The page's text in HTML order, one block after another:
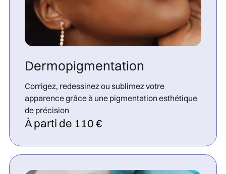
Dermopigmentation
Corrigez, redessinez ou sublimez votre
apparence grâce à une pigmentation esthétique
de précision
À parti de 110 €